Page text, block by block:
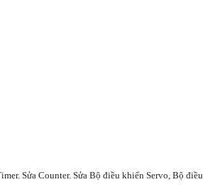
Sửa Counter. Sửa Bộ điều khiển Servo, Bộ điều